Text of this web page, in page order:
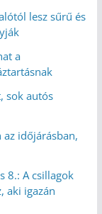
lesz sűrű és
a
sok autós
időjárásban,
8.: A csillagok
aki igazán